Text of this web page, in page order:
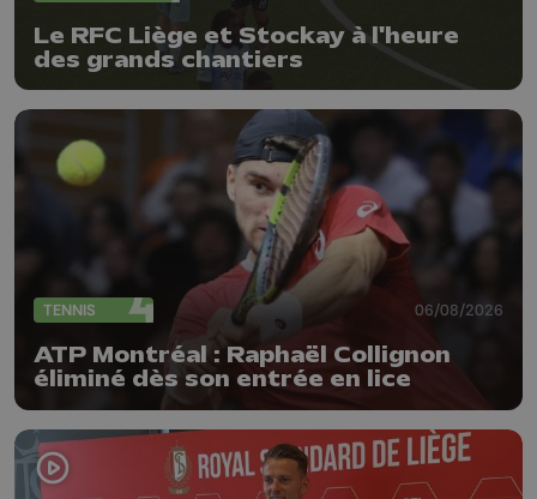
Le RFC Liège et Stockay à l'heure
des grands chantiers
TENNIS 06/08/2026
ATP Montréal : Raphaël Collignon
éliminé dès son entrée en lice